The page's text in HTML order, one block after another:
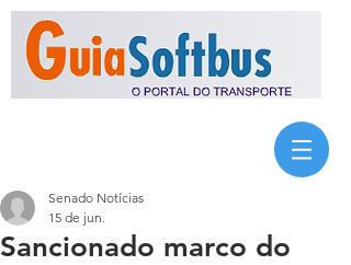
Sancionado marco do
Senado Notícias
15 de jun.